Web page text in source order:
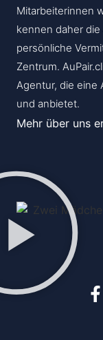
Mitarbeiterinnen
kennen daher
persönliche
Zentrum.
Agentur, die eine
und anbietet.
Mehr über uns